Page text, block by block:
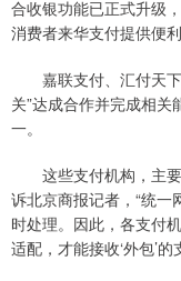
合收银功能已正式升级
消费者来华支付提供便利
嘉联支付、汇付天下
关”达成合作并完成相
一。
这些支付机构，主要
诉北京商报记者，“统
时处理。因此，各支付
适配，才能接收‘外包’的